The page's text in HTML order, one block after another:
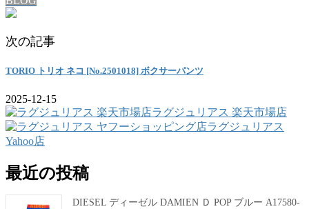
次の記事
TORIO トリオ ネコ [No.2501018] ボクサーパンツ
2025-12-15
ラグジュリアス 楽天市場店
ラグジュリアス
Yahoo店
最近の投稿
DIESEL ディーゼル DAMIEN Ｄ POP ブルー A17580-